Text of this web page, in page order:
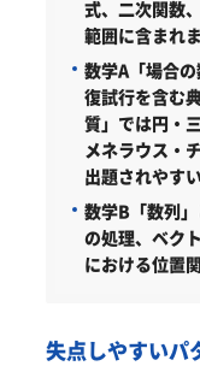
式、二次関数
範囲に含まれま
数学A「場合
復試行を含む
質」では円・
メネラウス・
出題されやす
数学B「数列
の処理、ベク
における位置
失点しやすいパ